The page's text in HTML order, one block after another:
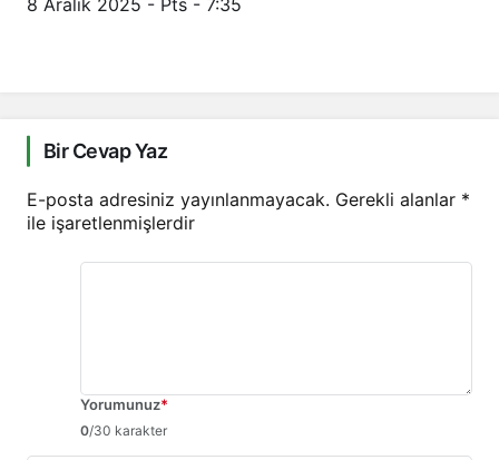
8 Aralık 2025 - Pts - 7:35
Bir Cevap Yaz
E-posta adresiniz yayınlanmayacak. Gerekli alanlar *
ile işaretlenmişlerdir
Yorumunuz*
0/30 karakter